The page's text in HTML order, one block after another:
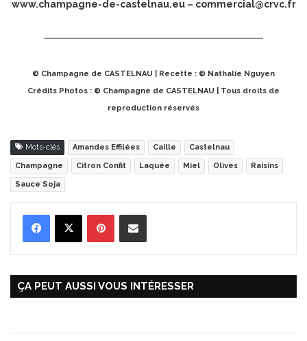
www.champagne-de-castelnau.eu– commercial@crvc.fr
© Champagne de CASTELNAU | Recette : © Nathalie Nguyen
Crédits Photos : © Champagne de CASTELNAU | Tous droits de
reproduction réservés
Mots-clés Amandes Effilées Caille Castelnau
Champagne Citron Confit Laquée Miel Olives Raisins
Sauce Soja
ÇA PEUT AUSSI VOUS INTÉRESSER